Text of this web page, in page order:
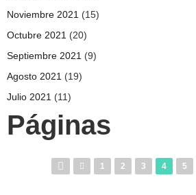
Noviembre 2021 (15)
Octubre 2021 (20)
Septiembre 2021 (9)
Agosto 2021 (19)
Julio 2021 (11)
Páginas
1 2 3 4 5